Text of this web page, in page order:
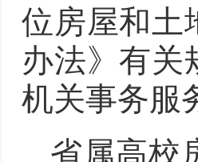
位房屋和土
办法》有关
机关事务服
省属高校